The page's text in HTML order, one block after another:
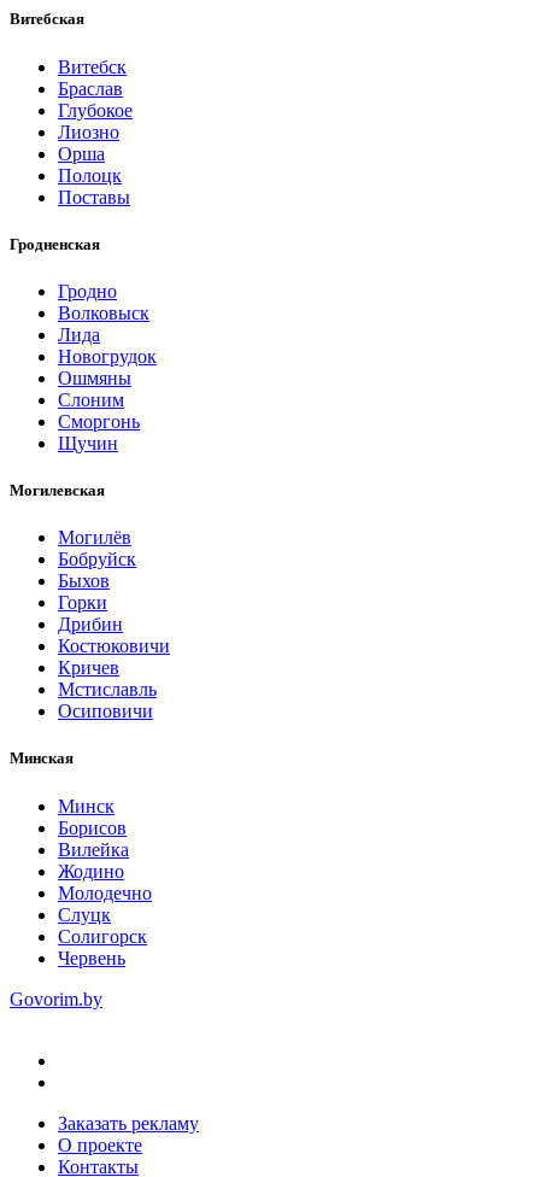
Витебская
Витебск
Браслав
Глубокое
Лиозно
Орша
Полоцк
Поставы
Гродненская
Гродно
Волковыск
Лида
Новогрудок
Ошмяны
Слоним
Сморгонь
Щучин
Могилевская
Могилёв
Бобруйск
Быхов
Горки
Дрибин
Костюковичи
Кричев
Мстиславль
Осиповичи
Минская
Минск
Борисов
Вилейка
Жодино
Молодечно
Слуцк
Солигорск
Червень
Govorim.by
Заказать рекламу
О проекте
Контакты